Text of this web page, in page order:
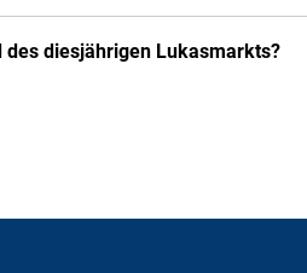
diesjährigen Lukasmarkts?